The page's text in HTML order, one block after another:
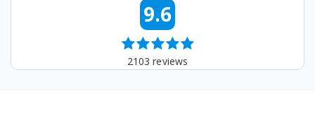
858000165000
9.6
2103 reviews